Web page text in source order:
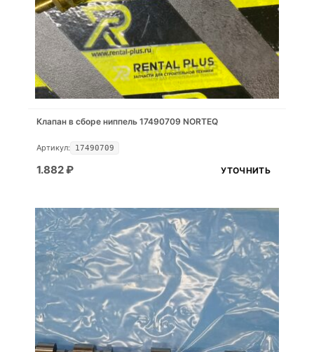
Клапан в сборе ниппель 17490709 NORTEQ
Артикул: 17490709
1.882₽ УТОЧНИТЬ